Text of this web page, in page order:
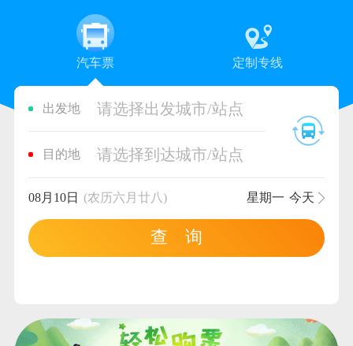
汽车票 定制专线
出发地 请选择出发城市/站点
目的地 请选择到达城市/站点
08月10日 (农历六月廿八) 星期一 今天
查 询